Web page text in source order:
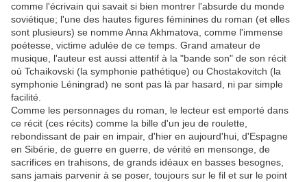
comme l'écrivain qui savait si bien montrer l'absurde du monde
soviétique; l'une des hautes figures féminines du roman (et elles
sont plusieurs) se nomme Anna Akhmatova, comme l'immense
poétesse, victime adulée de ce temps. Grand amateur de
musique, l'auteur est aussi attentif à la "bande son" de son récit
où Tchaikovski (la symphonie pathétique) ou Chostakovitch (la
symphonie Léningrad) ne sont pas là par hasard, ni par simple
facilité.
Comme les personnages du roman, le lecteur est emporté dans
ce récit (ces récits) comme la bille d'un jeu de roulette,
rebondissant de pair en impair, d'hier en aujourd'hui, d'Espagne
en Sibérie, de guerre en guerre, de vérité en mensonge, de
sacrifices en trahisons, de grands idéaux en basses besognes,
sans jamais parvenir à se poser, toujours sur le fil et sur le point